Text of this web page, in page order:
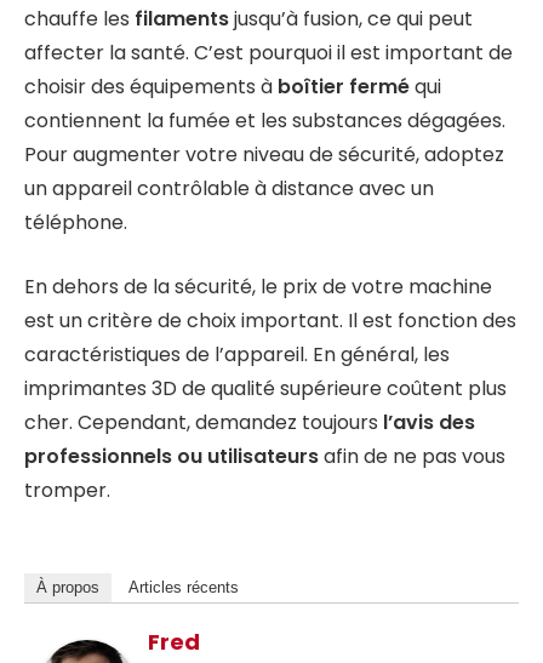
chauffe les filamentsjusqu’à fusion, ce qui peut
affecter la santé. C’est pourquoi il est important de
choisir des équipements à boîtier ferméqui
contiennent la fumée et les substances dégagées.
Pour augmenter votre niveau de sécurité, adoptez
un appareil contrôlable à distance avec un
téléphone.
En dehors de la sécurité, le prix de votre machine
est un critère de choix important. Il est fonction des
caractéristiques de l’appareil. En général, les
imprimantes 3D de qualité supérieure coûtent plus
cher. Cependant, demandez toujours l’avis des
professionnels ou utilisateursafin de ne pas vous
tromper.
À propos Articles récents
Fred